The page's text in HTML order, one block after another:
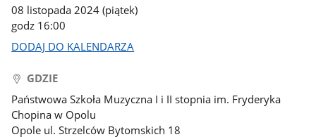
08 listopada 2024 (piątek)
godz 16:00
DODAJ DO KALENDARZA
GDZIE
Państwowa Szkoła Muzyczna I i II stopnia im. Fryderyka
Chopina w Opolu
Opole ul. Strzelców Bytomskich 18